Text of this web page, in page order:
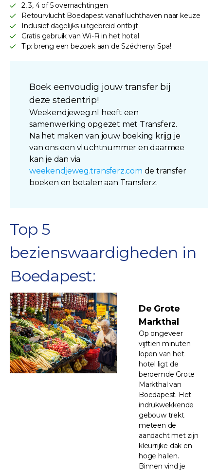
2, 3, 4 of 5 overnachtingen
Retourvlucht Boedapest vanaf luchthaven naar keuze
Inclusief dagelijks uitgebreid ontbijt
Gratis gebruik van Wi-Fi in het hotel
Tip: breng een bezoek aan de Széchenyi Spa!
Boek eenvoudig jouw transfer bij
deze stedentrip!
Weekendjeweg.nl heeft een
samenwerking opgezet met Transferz.
Na het maken van jouw boeking krijg je
van ons een vluchtnummer en daarmee
kan je dan via
weekendjeweg.transferz.com de transfer
boeken en betalen aan Transferz.
Top 5
bezienswaardigheden in
Boedapest:
De Grote
Markthal
Op ongeveer
vijftien minuten
lopen van het
hotel ligt de
beroemde Grote
Markthal van
Boedapest. Het
indrukwekkende
gebouw trekt
meteen de
aandacht met zijn
kleurrijke dak en
hoge hallen.
Binnen vind je